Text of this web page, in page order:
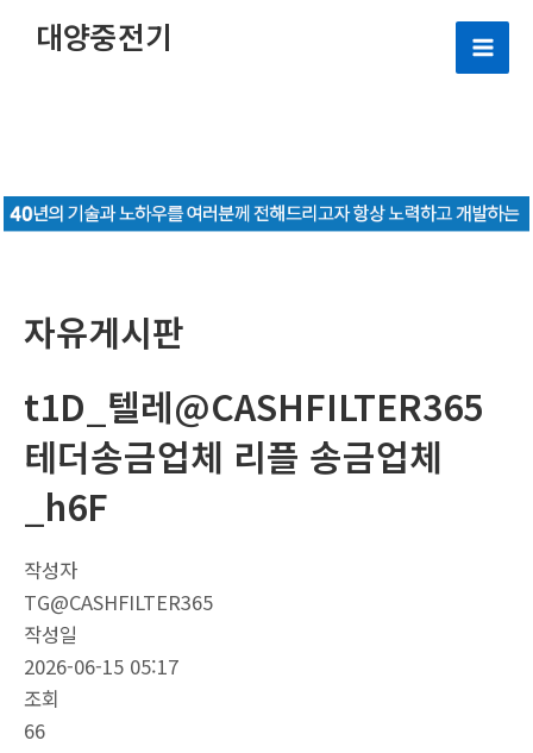
뛰
기
대양중전기
Main
자유게시판
t1D_텔레@CASHFILTER365
테더송금업체 리플 송금업체
_h6F
작성자
TG@CASHFILTER365
작성일
2026-06-15 05:17
조회
66